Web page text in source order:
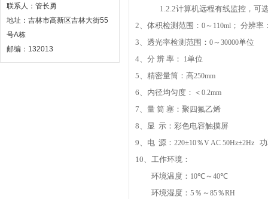
联系人：管长勇
地址：吉林市高新区吉林大街55
号A栋
邮编：132013
1.2.2计算机远程有线监控，可
2、体积检测范围： 0 ～ 110ml ； 分辨率
3、透光率检测范围： 0 ～ 30000单位
4、分 辨 率： 1单位
5、精密量筒：高250mm
6、内径均匀度： ＜ 0.2mm
7、量 筒 塞：聚四氟乙烯
8、显 示：彩色电容触摸屏
9、电 源： 220±10％V AC 50Hz±2Hz
10、工作环境：
环境温度： 10℃～ 40℃
环境湿度：5％～ 85％RH